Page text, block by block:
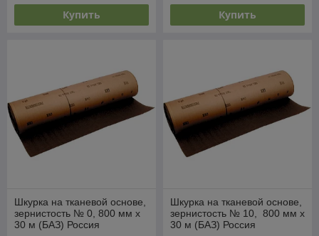
Купить Купить
Шкурка на тканевой основе,
зернистость № 0, 800 мм х
30 м (БАЗ) Россия
Шкурка на тканевой основе,
зернистость № 10, 800 мм х
30 м (БАЗ) Россия